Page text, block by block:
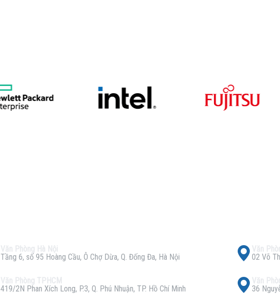
Tầng 6, số 95 Hoàng Cầu, Ô Chợ Dừa, Q. Đống Đa, Hà Nội
02 Võ
419/2N Phan Xích Long, P.3, Q. Phú Nhuận, TP. Hồ Chí Minh
36